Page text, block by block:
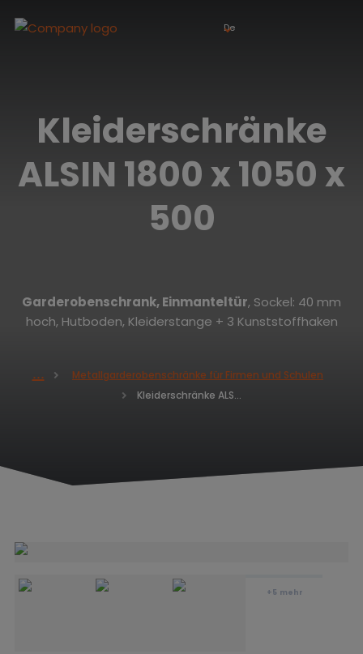
De
Kleiderschränke
ALSIN 1800 x 1050 x
500
Garderobenschrank, Einmanteltür, Sockel: 40 mm
hoch, Hutboden, Kleiderstange + 3 Kunststoffhaken
Metallgarderobenschränke für Firmen und Schulen
Kleiderschränke ALSIN 1800 x 1050 x 500
+5 mehr